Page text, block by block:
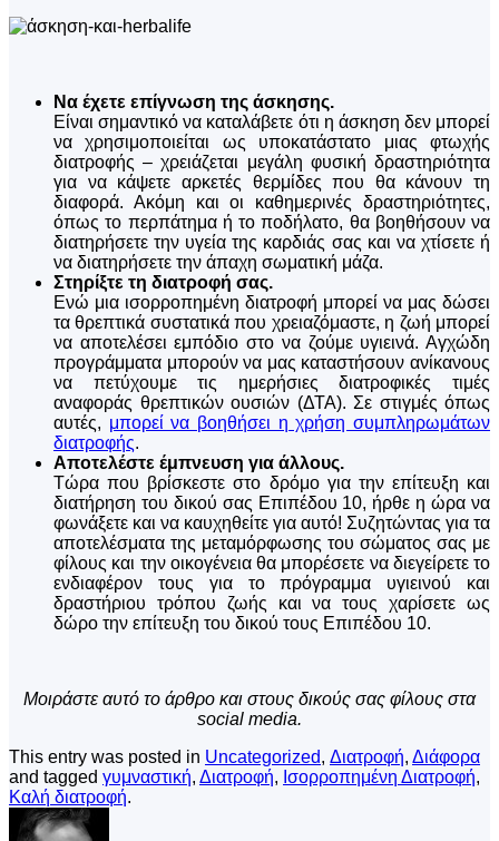
Να έχετε επίγνωση της άσκησης.
Είναι σημαντικό να καταλάβετε ότι η άσκηση δεν μπορεί
να χρησιμοποιείται ως υποκατάστατο μιας φτωχής
διατροφής – χρειάζεται μεγάλη φυσική δραστηριότητα
για να κάψετε αρκετές θερμίδες που θα κάνουν τη
διαφορά. Ακόμη και οι καθημερινές δραστηριότητες,
όπως το περπάτημα ή το ποδήλατο, θα βοηθήσουν να
διατηρήσετε την υγεία της καρδιάς σας και να χτίσετε ή
να διατηρήσετε την άπαχη σωματική μάζα.
Στηρίξτε τη διατροφή σας.
Ενώ μια ισορροπημένη διατροφή μπορεί να μας δώσει
τα θρεπτικά συστατικά που χρειαζόμαστε, η ζωή μπορεί
να αποτελέσει εμπόδιο στο να ζούμε υγιεινά. Αγχώδη
προγράμματα μπορούν να μας καταστήσουν ανίκανους
να πετύχουμε τις ημερήσιες διατροφικές τιμές
αναφοράς θρεπτικών ουσιών (ΔΤΑ). Σε στιγμές όπως
αυτές, μπορεί να βοηθήσει η χρήση συμπληρωμάτων
διατροφής.
Αποτελέστε έμπνευση για άλλους.
Τώρα που βρίσκεστε στο δρόμο για την επίτευξη και
διατήρηση του δικού σας Επιπέδου 10, ήρθε η ώρα να
φωνάξετε και να καυχηθείτε για αυτό! Συζητώντας για τα
αποτελέσματα της μεταμόρφωσης του σώματος σας με
φίλους και την οικογένεια θα μπορέσετε να διεγείρετε το
ενδιαφέρον τους για το πρόγραμμα υγιεινού και
δραστήριου τρόπου ζωής και να τους χαρίσετε ως
δώρο την επίτευξη του δικού τους Επιπέδου 10.
Μοιράστε αυτό το άρθρο και στους δικούς σας φίλους στα
social media.
This entry was posted in Uncategorized, Διατροφή, Διάφορα
and tagged γυμναστική, Διατροφή, Ισορροπημένη Διατροφή,
Καλή διατροφή.